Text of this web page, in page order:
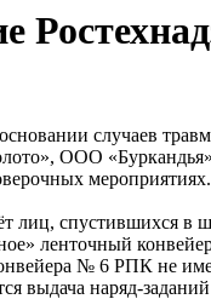
случаев
ООО
мероприятиях.
лиц, спустившихся
ленточный
№ 6 РПК не
выдача наряд-